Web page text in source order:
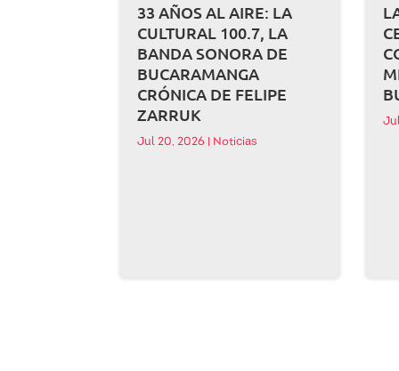
33 AÑOS AL AIRE: LA
CULTURAL 100.7, LA
BANDA SONORA DE
BUCARAMANGA
CRÓNICA DE FELIPE
ZARRUK
Jul 20, 2026 Noticias